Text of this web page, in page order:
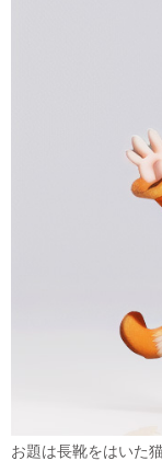
お題は長靴をはいた